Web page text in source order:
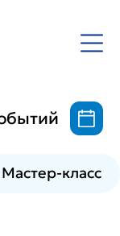
Мастер-класс